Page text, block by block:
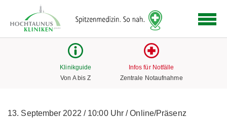
Link
zur
Klinikguide
Von A bis Z
Infos für Notfälle
Zentrale Notaufnahme
13. September 2022 /10:00 Uhr/Online/Präsenz